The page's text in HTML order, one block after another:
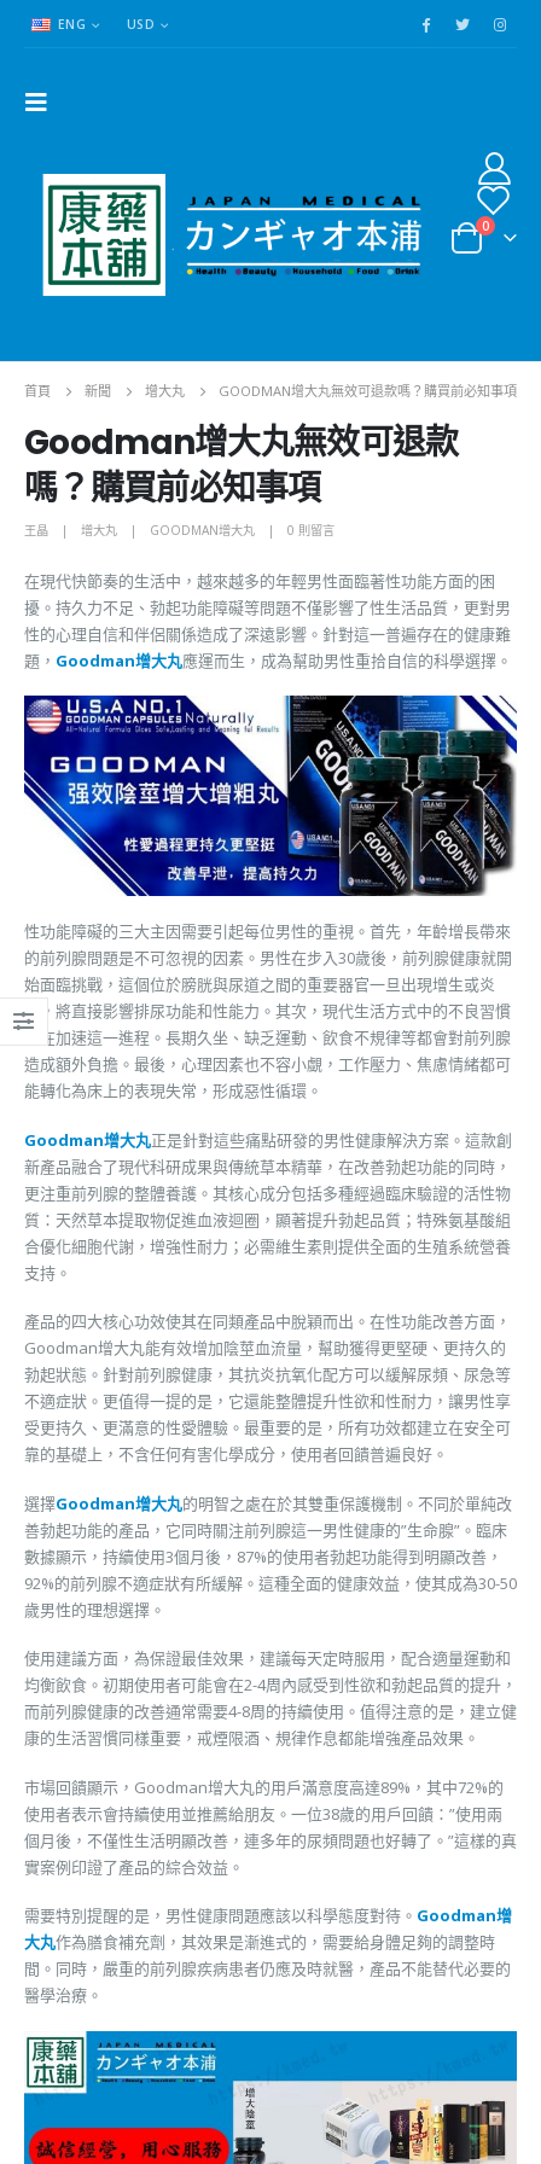
ENG USD
0
首頁 新聞 增大丸 GOODMAN增大丸無效可退款嗎？購買前必知事項
Goodman增大丸無效可退款
嗎？購買前必知事項
王晶 增大丸 GOODMAN增大丸 0 則留言
在現代快節奏的生活中，越來越多的年輕男性面臨著性功能方面的困
擾。持久力不足、勃起功能障礙等問題不僅影響了性生活品質，更對男
性的心理自信和伴侶關係造成了深遠影響。針對這一普遍存在的健康難
題， Goodman增大丸應運而生，成為幫助男性重拾自信的科學選擇。
性功能障礙的三大主因需要引起每位男性的重視。首先，年齡增長帶來
的前列腺問題是不可忽視的因素。男性在步入30歲後，前列腺健康就開
始面臨挑戰，這個位於膀胱與尿道之間的重要器官一旦出現增生或炎
症，將直接影響排尿功能和性能力。其次，現代生活方式中的不良習慣
正在加速這一進程。長期久坐、缺乏運動、飲食不規律等都會對前列腺
造成額外負擔。最後，心理因素也不容小覷，工作壓力、焦慮情緒都可
能轉化為床上的表現失常，形成惡性循環。
Goodman增大丸正是針對這些痛點研發的男性健康解決方案。這款創
新產品融合了現代科研成果與傳統草本精華，在改善勃起功能的同時，
更注重前列腺的整體養護。其核心成分包括多種經過臨床驗證的活性物
質：天然草本提取物促進血液迴圈，顯著提升勃起品質；特殊氨基酸組
合優化細胞代謝，增強性耐力；必需維生素則提供全面的生殖系統營養
支持。
產品的四大核心功效使其在同類產品中脫穎而出。在性功能改善方面，
Goodman增大丸能有效增加陰莖血流量，幫助獲得更堅硬、更持久的
勃起狀態。針對前列腺健康，其抗炎抗氧化配方可以緩解尿頻、尿急等
不適症狀。更值得一提的是，它還能整體提升性欲和性耐力，讓男性享
受更持久、更滿意的性愛體驗。最重要的是，所有功效都建立在安全可
靠的基礎上，不含任何有害化學成分，使用者回饋普遍良好。
選擇Goodman增大丸的明智之處在於其雙重保護機制。不同於單純改
善勃起功能的產品，它同時關注前列腺這一男性健康的”生命腺”。臨床
數據顯示，持續使用3個月後，87%的使用者勃起功能得到明顯改善，
92%的前列腺不適症狀有所緩解。這種全面的健康效益，使其成為30-50
歲男性的理想選擇。
使用建議方面，為保證最佳效果，建議每天定時服用，配合適量運動和
均衡飲食。初期使用者可能會在2-4周內感受到性欲和勃起品質的提升，
而前列腺健康的改善通常需要4-8周的持續使用。值得注意的是，建立健
康的生活習慣同樣重要，戒煙限酒、規律作息都能增強產品效果。
市場回饋顯示，Goodman增大丸的用戶滿意度高達89%，其中72%的
使用者表示會持續使用並推薦給朋友。一位38歲的用戶回饋：”使用兩
個月後，不僅性生活明顯改善，連多年的尿頻問題也好轉了。”這樣的真
實案例印證了產品的綜合效益。
需要特別提醒的是，男性健康問題應該以科學態度對待。 Goodman增
大丸作為膳食補充劑，其效果是漸進式的，需要給身體足夠的調整時
間。同時，嚴重的前列腺疾病患者仍應及時就醫，產品不能替代必要的
醫學治療。